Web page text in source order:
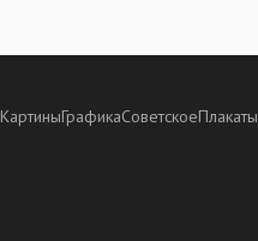
КартиныГрафикаСоветскоеПлакаты